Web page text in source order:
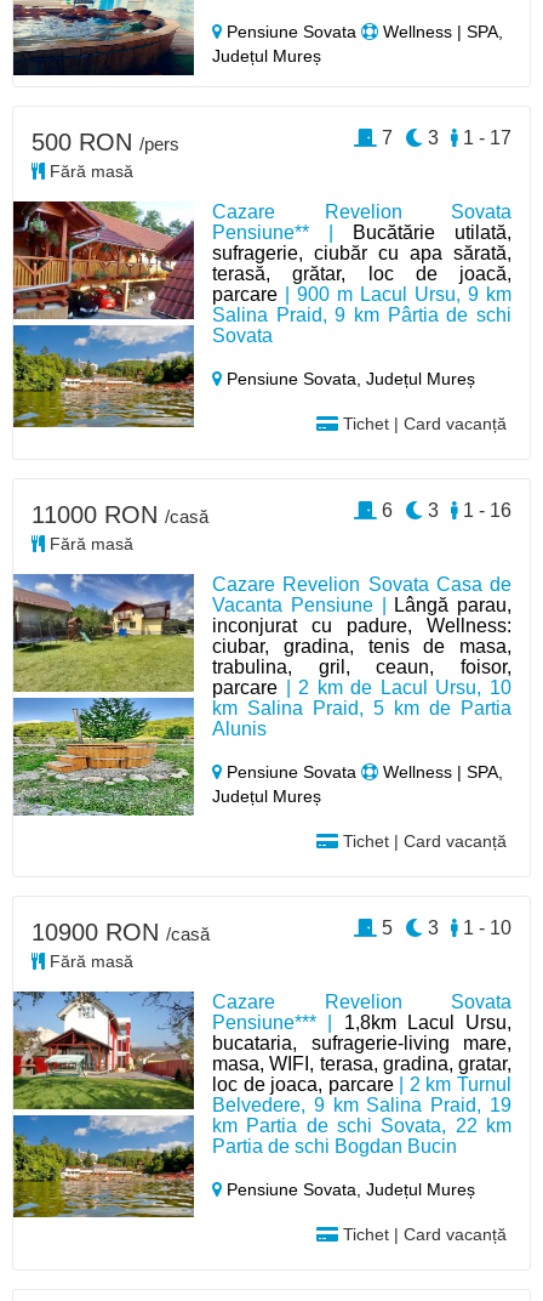
Pensiune Sovata
Wellness | SPA,
Județul Mureș
Cazare Revelion Sovata
Pensiune** |
Bucătărie utilată,
sufragerie, ciubăr cu apa sărată,
terasă, grătar, loc de joacă,
parcare | 900 m Lacul Ursu, 9 km
Salina Praid, 9 km Pârtia de schi
Sovata
Pensiune Sovata,Județul Mureș
Tichet | Card vacanță
500 RON /pers
Fără masă
1 - 17
3
7
Cazare Revelion Sovata Casa de
Vacanta Pensiune |
Lângă parau,
inconjurat cu padure, Wellness:
ciubar, gradina, tenis de masa,
trabulina, gril, ceaun, foisor,
parcare | 2 km de Lacul Ursu, 10
km Salina Praid, 5 km de Partia
Alunis
Pensiune Sovata
Wellness | SPA,
Județul Mureș
Tichet | Card vacanță
11000 RON /casă
Fără masă
1 - 16
3
6
Cazare Revelion Sovata
Pensiune*** | 1,8km Lacul Ursu,
bucataria, sufragerie-living mare,
masa, WIFI, terasa, gradina, gratar,
loc de joaca, parcare| 2 km Turnul
Belvedere, 9 km Salina Praid, 19
km Partia de schi Sovata, 22 km
Partia de schi Bogdan Bucin
Pensiune Sovata,Județul Mureș
Tichet | Card vacanță
10900 RON /casă
Fără masă
1 - 10
3
5